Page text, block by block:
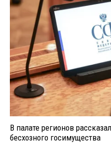
В палате регионов
бесхозного госимущества